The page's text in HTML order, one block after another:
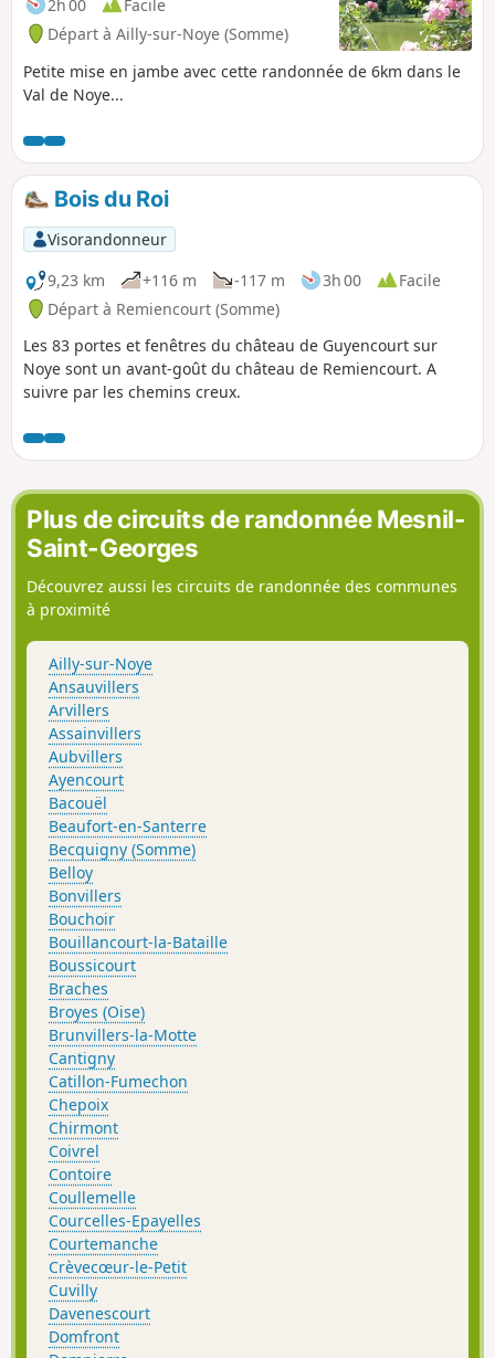
2h 00
Facile
Départ à Ailly-sur-Noye (Somme)
Petite mise en jambe avec cette randonnée de 6km dans le
Val de Noye...
Bois du Roi
Visorandonneur
9,23 km
+116 m -117 m 3h 00
Facile
Départ à Remiencourt (Somme)
Les 83 portes et fenêtres du château de Guyencourt sur
Noye sont un avant-goût du château de Remiencourt. A
suivre par les chemins creux.
Plus de circuits de randonnée Mesnil-
Saint-Georges
Découvrez aussi les circuits de randonnée des communes
à proximité
Ailly-sur-Noye
Ansauvillers
Arvillers
Assainvillers
Aubvillers
Ayencourt
Bacouël
Beaufort-en-Santerre
Becquigny (Somme)
Belloy
Bonvillers
Bouchoir
Bouillancourt-la-Bataille
Boussicourt
Braches
Broyes (Oise)
Brunvillers-la-Motte
Cantigny
Catillon-Fumechon
Chepoix
Chirmont
Coivrel
Contoire
Coullemelle
Courcelles-Epayelles
Courtemanche
Crèvecœur-le-Petit
Cuvilly
Davenescourt
Domfront